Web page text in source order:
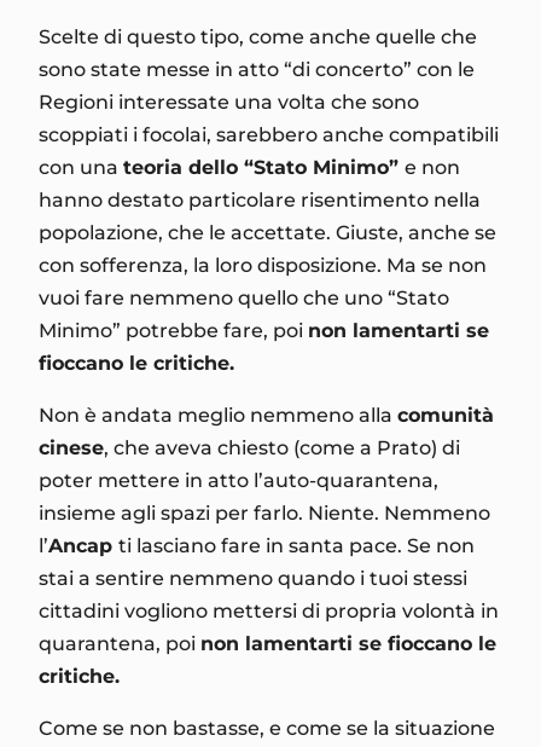
Scelte di questo tipo, come anche quelle che
sono state messe in atto “di concerto” con le
Regioni interessate una volta che sono
scoppiati i focolai, sarebbero anche compatibili
con una teoria dello “Stato Minimo” e non
hanno destato particolare risentimento nella
popolazione, che le accettate. Giuste, anche se
con sofferenza, la loro disposizione. Ma se non
vuoi fare nemmeno quello che uno “Stato
Minimo” potrebbe fare, poi non lamentarti se
fioccano le critiche.
Non è andata meglio nemmeno alla comunità
cinese, che aveva chiesto (come a Prato) di
poter mettere in atto l’auto-quarantena,
insieme agli spazi per farlo. Niente. Nemmeno
l’Ancap ti lasciano fare in santa pace. Se non
stai a sentire nemmeno quando i tuoi stessi
cittadini vogliono mettersi di propria volontà in
quarantena, poi non lamentarti se fioccano le
critiche.
Come se non bastasse, e come se la situazione